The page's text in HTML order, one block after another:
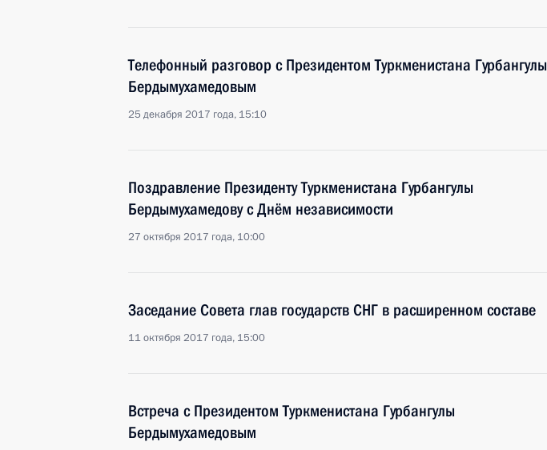
Телефонный разговор с Президентом Туркменистана Гурбангулы
Бердымухамедовым
25 декабря 2017 года, 15:10
Поздравление Президенту Туркменистана Гурбангулы
Бердымухамедову с Днём независимости
27 октября 2017 года, 10:00
Заседание Совета глав государств СНГ в расширенном составе
11 октября 2017 года, 15:00
Встреча с Президентом Туркменистана Гурбангулы
Бердымухамедовым